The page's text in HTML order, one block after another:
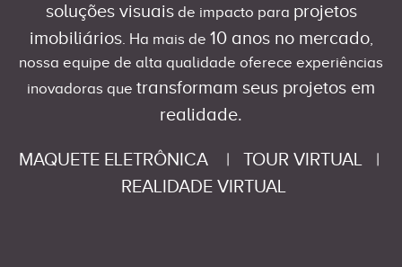
soluções visuaisde impacto para projetos
imobiliários. Ha mais de 10 anos no mercado,
nossa equipe de alta qualidade oferece experiências
inovadoras que transformam seus projetos em
realidade.
MAQUETE ELETRÔNICA | TOUR VIRTUAL
|
REALIDADE VIRTUAL